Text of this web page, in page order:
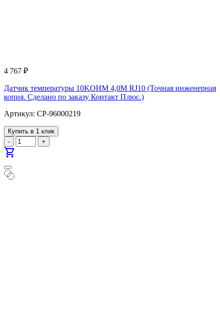
4 767 ₽
Датчик температуры 10KOHM 4,0M RJ10 (Точная инженерная
копия. Cделано по заказу Контакт Плюс.)
Артикул: CP-96000219
Купить в 1 клик
-
+
shopping_cart